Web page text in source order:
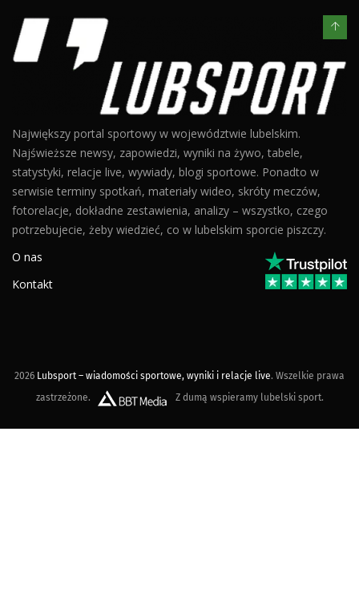
Największy portal sportowy w województwie lubelskim.
Najświeższe newsy, zapowiedzi, wyniki na żywo, tabele,
statystyki, relacje live, wywiady, blogi sportowe. Ponadto w
serwisie terminy spotkań, materiały wideo, skróty meczów,
fotorelacje, dokładne zestawienia, analizy – wszystko, czego
potrzebujecie, żeby wiedzieć, co w lubelskim sporcie piszczy.
O nas
Kontakt
2026 Lubsport – wiadomości sportowe, wyniki i relacje live. Wszelkie prawa
zastrzeżone.
Z dumą wspieramy lubelski sport.